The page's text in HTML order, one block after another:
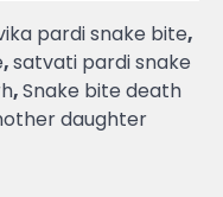
pardi snake bite,
,satvati pardi snake
,Snake bite death
daughter